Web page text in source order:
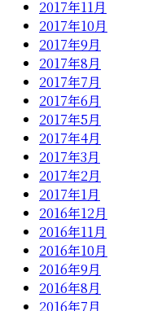
2017年11月
2017年10月
2017年9月
2017年8月
2017年7月
2017年6月
2017年5月
2017年4月
2017年3月
2017年2月
2017年1月
2016年12月
2016年11月
2016年10月
2016年9月
2016年8月
2016年7月